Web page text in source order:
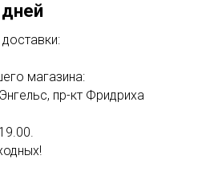
магазина:
пр-кт Фридриха